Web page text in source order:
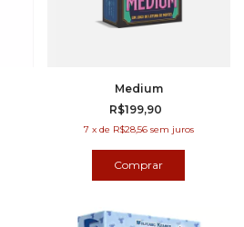
Medium
R$199,90
7 x de R$28,56 sem juros